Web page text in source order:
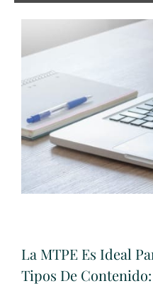
La MTPE Es Ideal
Tipos De Contenido: